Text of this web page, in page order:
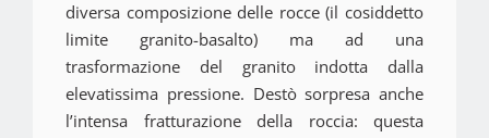
diversa composizione delle rocce (il cosiddetto
limite granito-basalto) ma ad una
trasformazione del granito indotta dalla
elevatissima pressione. Destò sorpresa anche
l’intensa fratturazione della roccia: questa